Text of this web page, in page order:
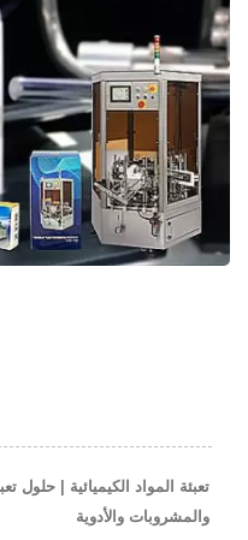
تعبئة المواد الكيميائية | حلول
والمشروبات والأدوية